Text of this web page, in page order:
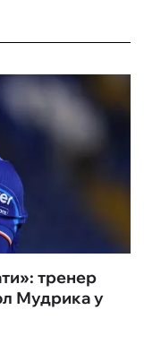
тренер
Мудрика у